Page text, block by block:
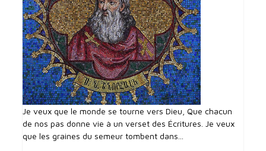
Je veux que le monde se tourne vers Dieu, Que chacun
de nos pas donne vie à un verset des Écritures. Je veux
que les graines du semeur tombent dans...